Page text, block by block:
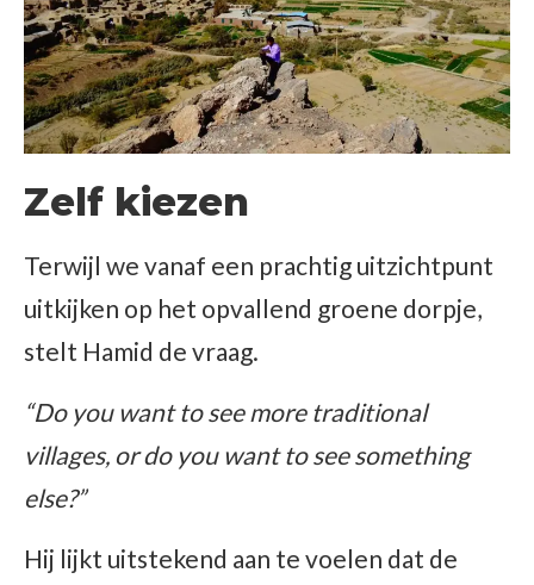
Zelf kiezen
Terwijl we vanaf een prachtig uitzichtpunt
uitkijken op het opvallend groene dorpje,
stelt Hamid de vraag.
“Do you want to see more traditional
villages, or do you want to see something
else?”
Hij lijkt uitstekend aan te voelen dat de